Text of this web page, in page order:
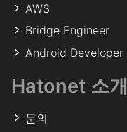
AWS
Bridge Engineer
Android Developer
Hatonet 소개
문의